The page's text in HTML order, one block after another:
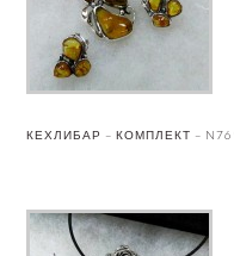
КЕХЛИБАР – КОМПЛЕКТ –